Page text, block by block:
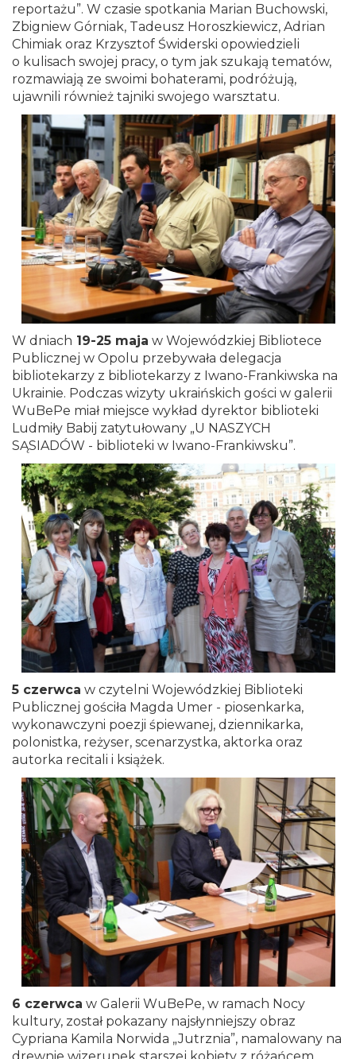
reportażu”. W czasie spotkania Marian Buchowski,
Zbigniew Górniak, Tadeusz Horoszkiewicz, Adrian
Chimiak oraz Krzysztof Świderski opowiedzieli
o kulisach swojej pracy, o tym jak szukają tematów,
rozmawiają ze swoimi bohaterami, podróżują,
ujawnili również tajniki swojego warsztatu.
W dniach 19-25 maja w Wojewódzkiej Bibliotece
Publicznej w Opolu przebywała delegacja
bibliotekarzy z bibliotekarzy z Iwano-Frankiwska na
Ukrainie. Podczas wizyty ukraińskich gości w galerii
WuBePe miał miejsce wykład dyrektor biblioteki
Ludmiły Babij zatytułowany „U NASZYCH
SĄSIADÓW - biblioteki w Iwano-Frankiwsku”.
5 czerwca w czytelni Wojewódzkiej Biblioteki
Publicznej gościła Magda Umer - piosenkarka,
wykonawczyni poezji śpiewanej, dziennikarka,
polonistka, reżyser, scenarzystka, aktorka oraz
autorka recitali i książek.
6 czerwca w Galerii WuBePe, w ramach Nocy
kultury, został pokazany najsłynniejszy obraz
Cypriana Kamila Norwida „Jutrznia”, namalowany na